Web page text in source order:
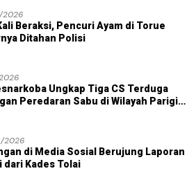
Beraksi, Pencuri Ayam di Torue
Ditahan Polisi
Ungkap Tiga CS Terduga
Peredaran Sabu di Wilayah Parigi
2026
di Media Sosial Berujung Laporan
dari Kades Tolai